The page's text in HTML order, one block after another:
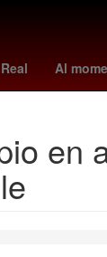
Al
Empresa
en